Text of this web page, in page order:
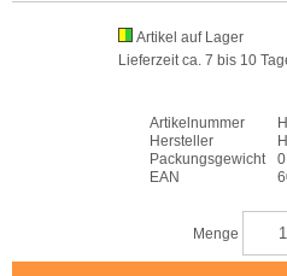
Artikel auf Lager
Lieferzeit ca. 7 bis 10
Artikelnummer
Hersteller
Packungsgewicht
EAN
Menge